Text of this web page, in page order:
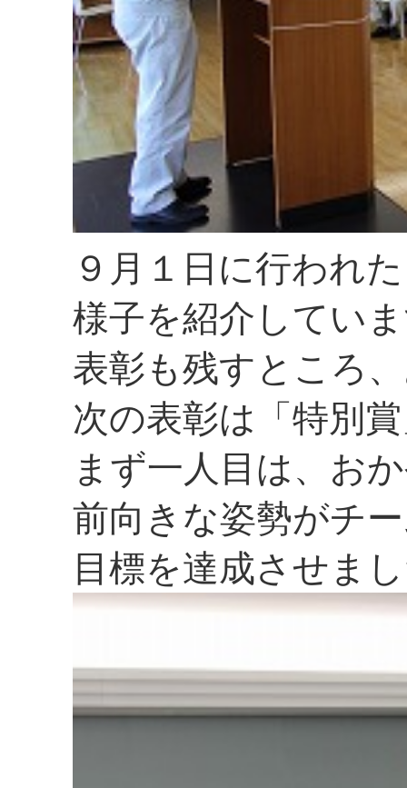
９月１日に行われ
様子を紹介してい
表彰も残すところ
次の表彰は「特別
まず一人目は、お
前向きな姿勢がチ
目標を達成させま